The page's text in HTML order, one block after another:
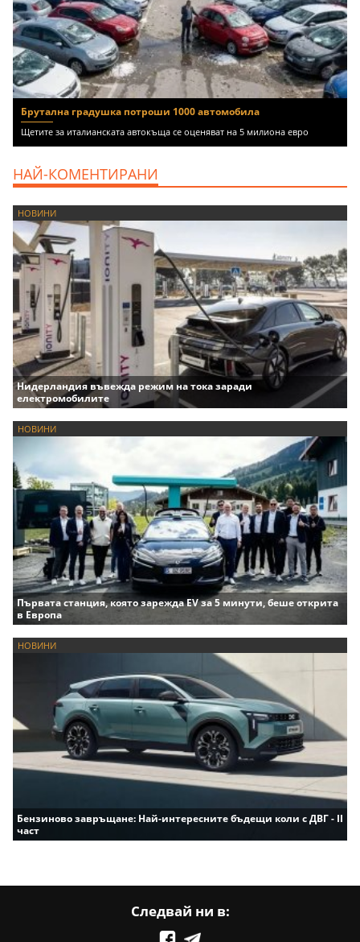
Брутална градушка потроши 1000 автомобила
Щетите за италианската автокъща се оценяват на 5 милиона евро
НАЙ-КОМЕНТИРАНИ
НОВИНИ
Нидерландия въвежда режим на тока заради
електромобилите
НОВИНИ
Първата станция, която зарежда EV за 5 минути, беше открита
в Европа
НОВИНИ
Бензиново завръщане: Най-интересните бъдещи коли с ДВГ - II
част
Следвай ни в: